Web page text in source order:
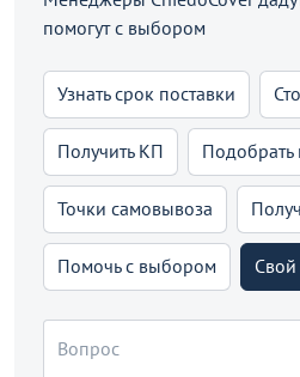
помогут с выбором
Узнать срок поставки
Получить КП
Точки самовывоза
Помочь с выбором